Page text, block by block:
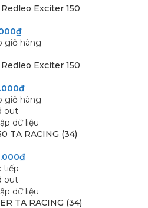
Exciter 150
₫
giỏ hàng
Exciter 150
₫
giỏ hàng
out
TA RACING (34)
₫
tiếp
out
TA RACING (34)